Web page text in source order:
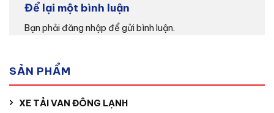
Để lại một bình luận
Bạn phải đăng nhập để gửi bình luận.
SẢN PHẨM
XE TẢI VAN ĐÔNG LẠNH